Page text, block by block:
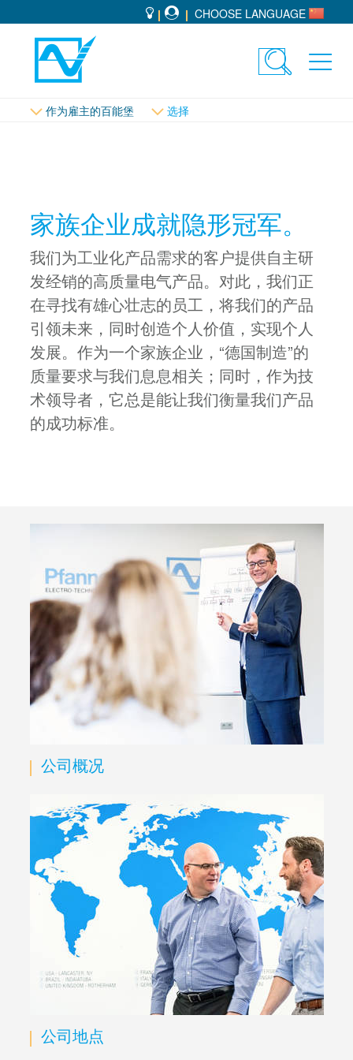
CHOOSE LANGUAGE
Toggle
作为雇主的百能堡 选择
家族企业成就隐形冠军。
我们为工业化产品需求的客户提供自主研
发经销的高质量电气产品。对此，我们正
在寻找有雄心壮志的员工，将我们的产品
引领未来，同时创造个人价值，实现个人
发展。作为一个家族企业，“德国制造”的
质量要求与我们息息相关；同时，作为技
术领导者，它总是能让我们衡量我们产品
的成功标准。
公司概况
公司地点